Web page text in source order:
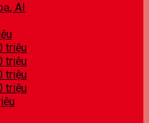
AI
triệu
triệu
triệu
triệu